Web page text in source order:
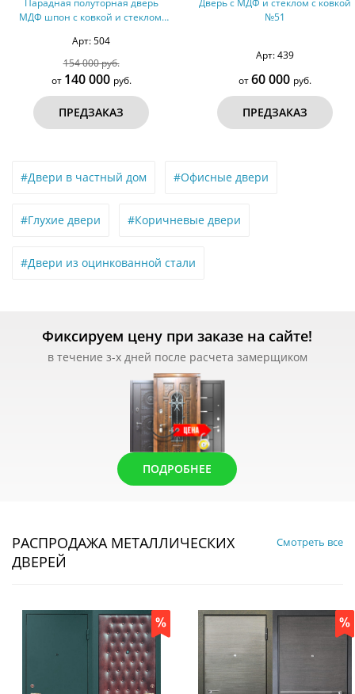
Дверь с МДФ и стеклом с ковкой
№51
от60 000руб.
ПРЕДЗАКАЗ
Дверь с МДФ и стеклом
Арт: 447
от150 000
ПРЕДЗАКАЗ
#Двери в частный дом #Офисные двери
#Глухие двери #Коричневые двери
#Двери из оцинкованной стали
Фиксируем цену при заказе на сайте!
в течение з-х дней после расчета замерщиком
ПОДРОБНЕЕ
РАСПРОДАЖА МЕТАЛЛИЧЕСКИХ
ДВЕРЕЙ
Смотреть все